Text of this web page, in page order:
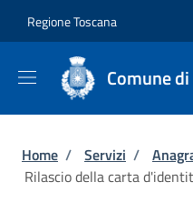
Regione Toscana
Comune
Briciole di
Home / Servizi /
Rilascio della carta